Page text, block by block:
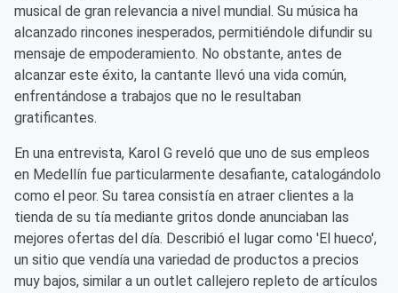
musical de gran relevancia a nivel mundial. Su música ha
alcanzado rincones inesperados, permitiéndole difundir su
mensaje de empoderamiento. No obstante, antes de
alcanzar este éxito, la cantante llevó una vida común,
enfrentándose a trabajos que no le resultaban
gratificantes.
En una entrevista, Karol G reveló que uno de sus empleos
en Medellín fue particularmente desafiante, catalogándolo
como el peor. Su tarea consistía en atraer clientes a la
tienda de su tía mediante gritos donde anunciaban las
mejores ofertas del día. Describió el lugar como 'El hueco',
un sitio que vendía una variedad de productos a precios
muy bajos, similar a un outlet callejero repleto de artículos